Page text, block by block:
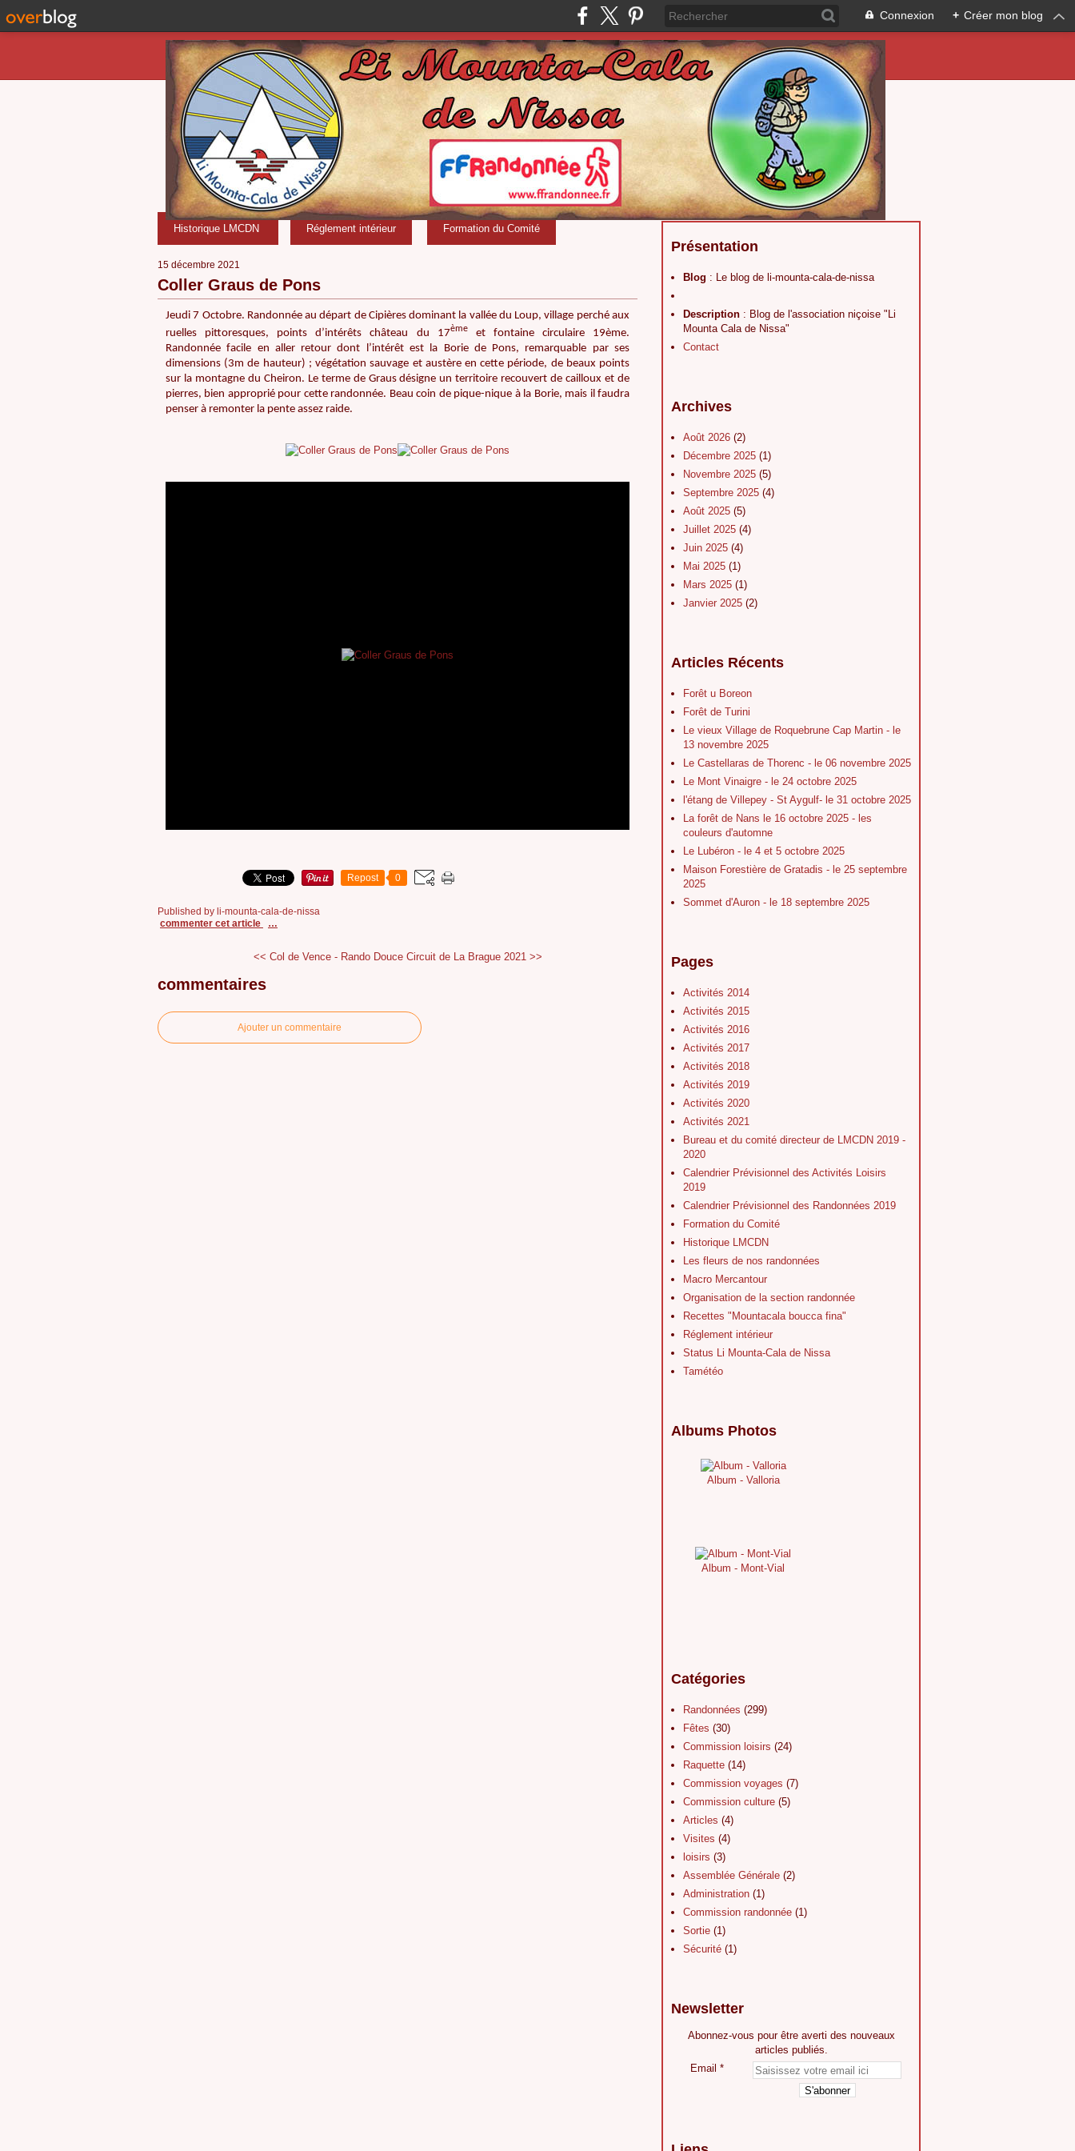
Connexion + Créer mon blog
Historique LMCDN Réglement intérieur Formation du Comité
15 décembre 2021
Coller Graus de Pons
Jeudi 7 Octobre. Randonnée au départ de Cipières dominant la vallée du Loup, village perché aux
ruelles pittoresques, points d’intérêts château du 17èmeet fontaine circulaire 19ème.
Randonnée facile en aller retour dont l’intérêt est la Borie de Pons, remarquable par ses
dimensions (3m de hauteur) ; végétation sauvage et austère en cette période, de beaux points
sur la montagne du Cheiron. Le terme de Graus désigne un territoire recouvert de cailloux et de
pierres, bien approprié pour cette randonnée. Beau coin de pique-nique à la Borie, mais il faudra
penser à remonter la pente assez raide.
Repost 0
Published by li-mounta-cala-de-nissa
commenter cet article
…
<< Col de Vence - Rando Douce Circuit de La Brague 2021 >>
commentaires
Ajouter un commentaire
Présentation
Blog : Le blog de li-mounta-cala-de-nissa
Description : Blog de l'association niçoise "Li
Mounta Cala de Nissa"
Contact
Archives
Août 2026 (2)
Décembre 2025 (1)
Novembre 2025 (5)
Septembre 2025 (4)
Août 2025 (5)
Juillet 2025 (4)
Juin 2025 (4)
Mai 2025 (1)
Mars 2025 (1)
Janvier 2025 (2)
Articles Récents
Forêt u Boreon
Forêt de Turini
Le vieux Village de Roquebrune Cap Martin - le
13 novembre 2025
Le Castellaras de Thorenc - le 06 novembre 2025
Le Mont Vinaigre - le 24 octobre 2025
l'étang de Villepey - St Aygulf- le 31 octobre 2025
La forêt de Nans le 16 octobre 2025 - les
couleurs d'automne
Le Lubéron - le 4 et 5 octobre 2025
Maison Forestière de Gratadis - le 25 septembre
2025
Sommet d'Auron - le 18 septembre 2025
Pages
Activités 2014
Activités 2015
Activités 2016
Activités 2017
Activités 2018
Activités 2019
Activités 2020
Activités 2021
Bureau et du comité directeur de LMCDN 2019 -
2020
Calendrier Prévisionnel des Activités Loisirs
2019
Calendrier Prévisionnel des Randonnées 2019
Formation du Comité
Historique LMCDN
Les fleurs de nos randonnées
Macro Mercantour
Organisation de la section randonnée
Recettes "Mountacala boucca fina"
Réglement intérieur
Status Li Mounta-Cala de Nissa
Tamétéo
Albums Photos
Album - Valloria
Album - Mont-Vial
Catégories
Randonnées (299)
Fêtes (30)
Commission loisirs (24)
Raquette (14)
Commission voyages (7)
Commission culture (5)
Articles (4)
Visites (4)
loisirs (3)
Assemblée Générale (2)
Administration (1)
Commission randonnée (1)
Sortie (1)
Sécurité (1)
Newsletter
Abonnez-vous pour être averti des nouveaux
articles publiés.
Email